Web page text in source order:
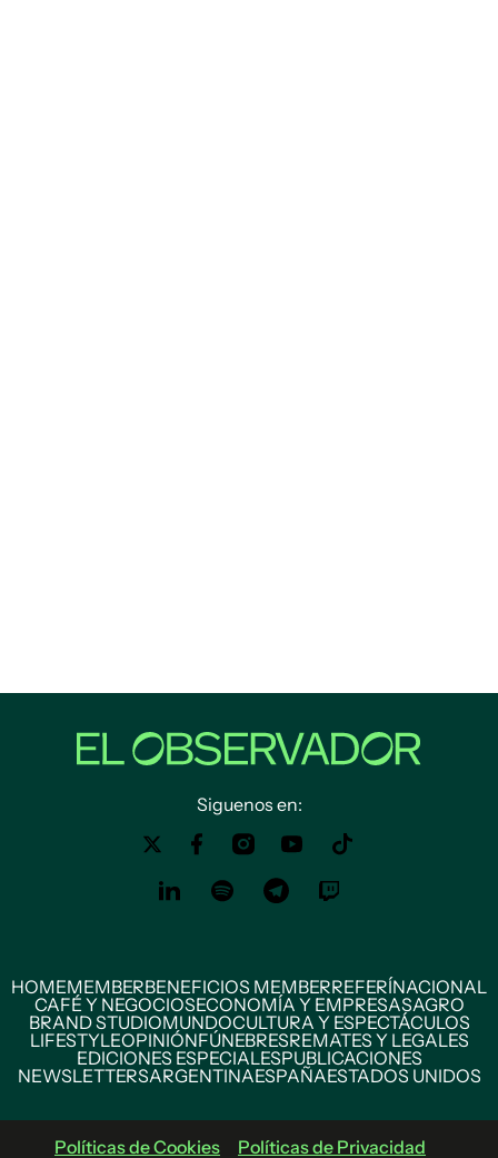
Siguenos en:
HOMEMEMBERBENEFICIOS MEMBERREFERÍNACIONAL
CAFÉ Y NEGOCIOSECONOMÍA Y EMPRESASAGRO
BRAND STUDIOMUNDOCULTURA Y ESPECTÁCULOS
LIFESTYLEOPINIÓNFÚNEBRESREMATES Y LEGALES
EDICIONES ESPECIALESPUBLICACIONES
NEWSLETTERSARGENTINAESPAÑAESTADOS UNIDOS
Políticas de Cookies Políticas de Privacidad